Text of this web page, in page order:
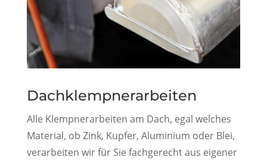
Dachklempnerarbeiten
Alle Klempnerarbeiten am Dach, egal welches
Material, ob Zink, Kupfer, Aluminium oder Blei,
verarbeiten wir für Sie fachgerecht aus eigener